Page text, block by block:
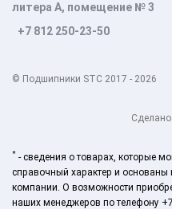
литера А, помещение № 3
+7 812 250-23-50
© Подшипники STC 2017 - 2026
* - сведения о товарах, которые
справочный характер и
компании. О возможности
наших менеджеров по телефону